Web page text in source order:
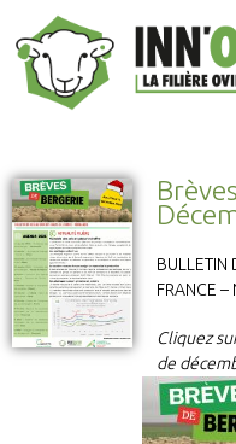
BULLETIN
FRANCE –
Cliquez
de